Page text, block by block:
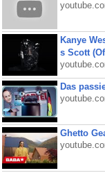
Kanye
s Scott
Das
Ghetto